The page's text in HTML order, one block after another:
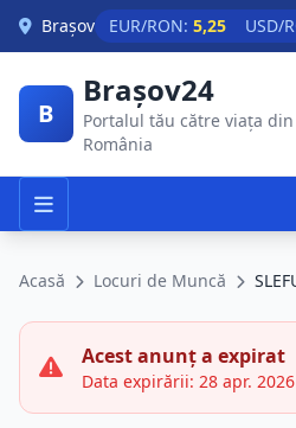
Skip to main content
Brașov EUR/RON: 5,25 USD/
B
Brașov24
Portalul tău către viața din
România
Acasă Locuri de Muncă
Acest anunț a expirat
Data expirării: 28 apr. 2026